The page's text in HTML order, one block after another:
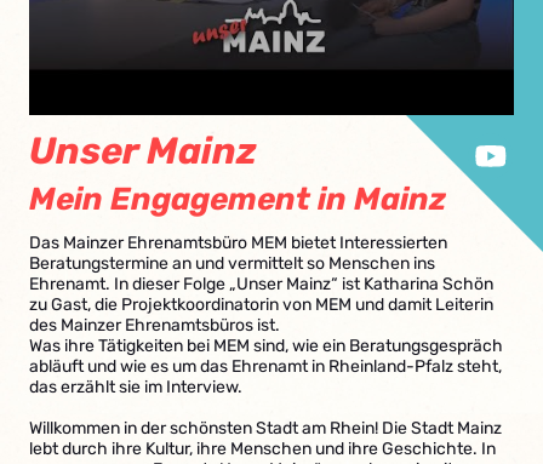
Unser Mainz
Mein Engagement in Mainz
Das Mainzer Ehrenamtsbüro MEM bietet Interessierten
Beratungstermine an und vermittelt so Menschen ins
Ehrenamt. In dieser Folge „Unser Mainz“ ist Katharina Schön
zu Gast, die Projektkoordinatorin von MEM und damit Leiterin
des Mainzer Ehrenamtsbüros ist.
Was ihre Tätigkeiten bei MEM sind, wie ein Beratungsgespräch
abläuft und wie es um das Ehrenamt in Rheinland-Pfalz steht,
das erzählt sie im Interview.
Willkommen in der schönsten Stadt am Rhein! Die Stadt Mainz
lebt durch ihre Kultur, ihre Menschen und ihre Geschichte. In